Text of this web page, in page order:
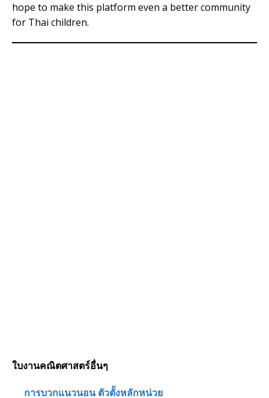
hope to make this platform even a better community
for Thai children.
ใบงานคณิตศาสตร์อื่นๆ
การบวกแนวนอน ตัวตั้งหลักหน่วย